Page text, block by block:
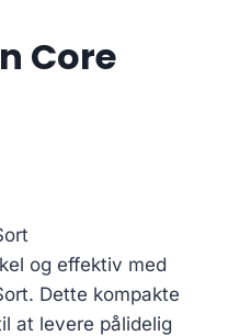
Core
og effektiv med
Dette kompakte
at levere pålidelig